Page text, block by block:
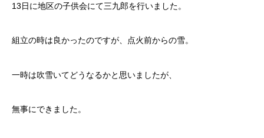
13日に地区の子供会にて三九郎を行いました。
組立の時は良かったのですが、点火前からの雪。
一時は吹雪いてどうなるかと思いましたが、
無事にできました。